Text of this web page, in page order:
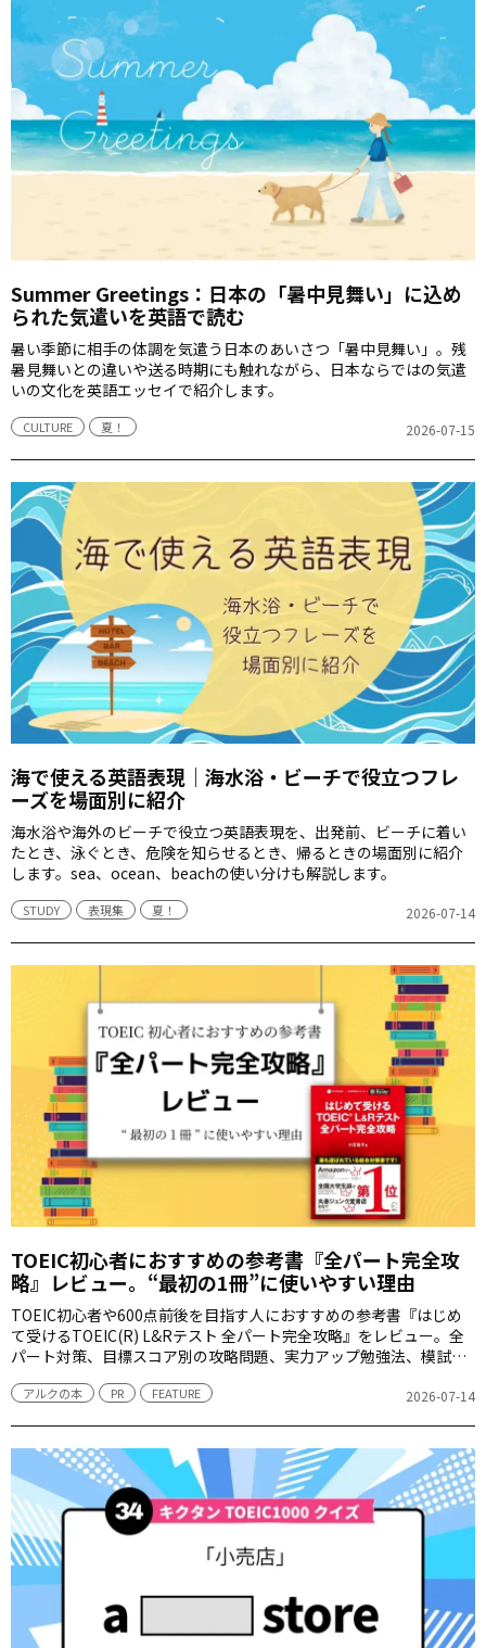
Summer Greetings：日本の「暑中見舞い」に込め
られた気遣いを英語で読む
暑い季節に相手の体調を気遣う日本のあいさつ「暑中見舞い」。残
暑見舞いとの違いや送る時期にも触れながら、日本ならではの気遣
いの文化を英語エッセイで紹介します。
CULTURE 夏！ 2026-07-15
海で使える英語表現｜海水浴・ビーチで役立つフレ
ーズを場面別に紹介
海水浴や海外のビーチで役立つ英語表現を、出発前、ビーチに着い
たとき、泳ぐとき、危険を知らせるとき、帰るときの場面別に紹介
します。sea、ocean、beachの使い分けも解説します。
STUDY 表現集 夏！ 2026-07-14
TOEIC初心者におすすめの参考書『全パート完全攻
略』レビュー。“最初の1冊”に使いやすい理由
TOEIC初心者や600点前後を目指す人におすすめの参考書『はじめ
て受けるTOEIC(R) L&Rテスト 全パート完全攻略』をレビュー。全
パート対策、目標スコア別の攻略問題、実力アップ勉強法、模試ま
アルクの本 PR FEATURE 2026-07-14